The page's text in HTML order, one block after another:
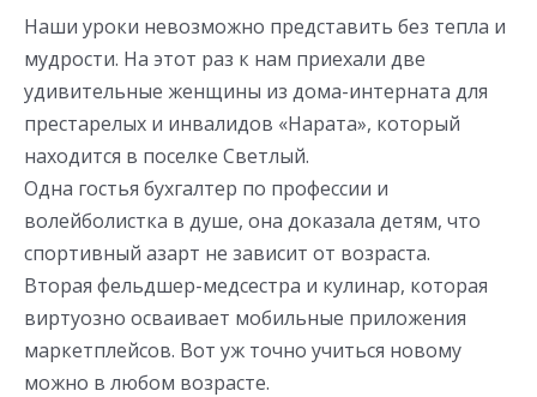
Наши уроки невозможно представить без тепла и
мудрости. На этот раз к нам приехали две
удивительные женщины из дома-интерната для
престарелых и инвалидов «Нарата», который
находится в поселке Светлый.
Одна гостья бухгалтер по профессии и
волейболистка в душе, она доказала детям, что
спортивный азарт не зависит от возраста.
Вторая фельдшер-медсестра и кулинар, которая
виртуозно осваивает мобильные приложения
маркетплейсов. Вот уж точно учиться новому
можно в любом возрасте.